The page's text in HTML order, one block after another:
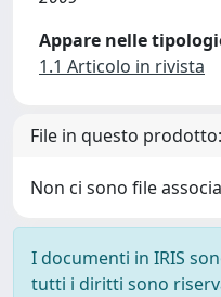
Appare nelle
1.1 Articolo in rivista
File in questo prodotto:
Non ci sono file
I documenti in IRIS
tutti i diritti sono